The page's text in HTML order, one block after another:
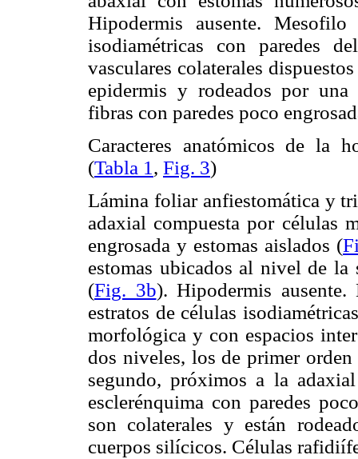
Hipodermis ausente.
isodiamétricas con paredes
vasculares colaterales
epidermis y rodeados por
fibras con paredes poco
Caracteres anatómicos de la
(Tabla 1 , Fig. 3)
Lámina foliar anfiestomática y
adaxial compuesta por células
engrosada y estomas aislados (
estomas ubicados al nivel de
(Fig. 3b). Hipodermis
estratos de células
morfológica y con espacios
dos niveles, los de primer
segundo, próximos a la
esclerénquima con paredes
son colaterales y están
cuerpos silícicos. Células